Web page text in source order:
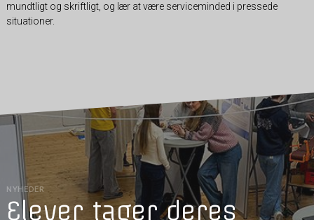
mundtligt og skriftligt, og lær at være serviceminded i pressede
situationer.
NYHEDER
Elever tager deres